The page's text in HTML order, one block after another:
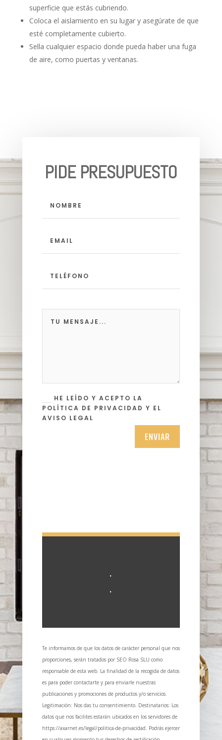
superficie que estás cubriendo.
Coloca el aislamiento en su lugar y asegúrate de que
esté completamente cubierto.
Sella cualquier espacio donde pueda haber una fuga
de aire, como puertas y ventanas.
PIDE PRESUPUESTO
HE LEÍDO Y ACEPTO LA
POLÍTICA DE PRIVACIDAD Y EL
AVISO LEGAL
ENVIAR
.
.
Te informamos de que los datos de carácter personal que nos
proporciones, serán tratados por SEO Rosa SLU como
responsable de esta web. La finalidad de la recogida de datos
es para poder contactarte y para enviarle nuestras
publicaciones y promociones de productos y/o servicios.
Legitimación: Nos das tu consentimiento. Destinatarios: Los
datos que nos facilites estarán ubicados en los servidores de
https://axarnet.es/legal/politica-de-privacidad. Podrás ejercer